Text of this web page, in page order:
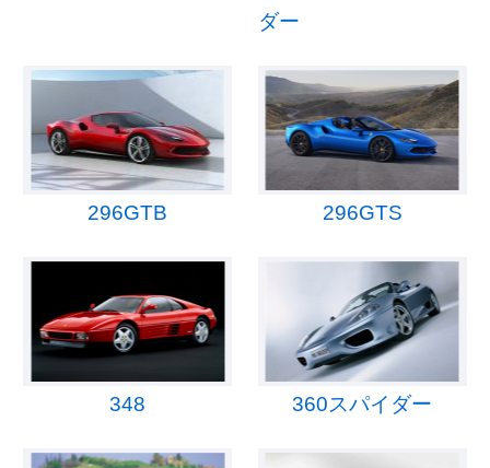
ダー
296GTB 296GTS
348 360スパイダー